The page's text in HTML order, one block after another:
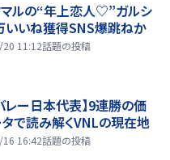
ルの“年上恋人♡”ガルシ
いいね獲得SNS爆跳ねか
11:12話題の投稿
レー日本代表】9連勝の価
で読み解くVNLの現在地
16:42話題の投稿